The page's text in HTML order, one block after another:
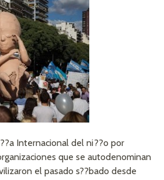
Internacional del ni??o por
que se autodenominan
el pasado s??bado desde